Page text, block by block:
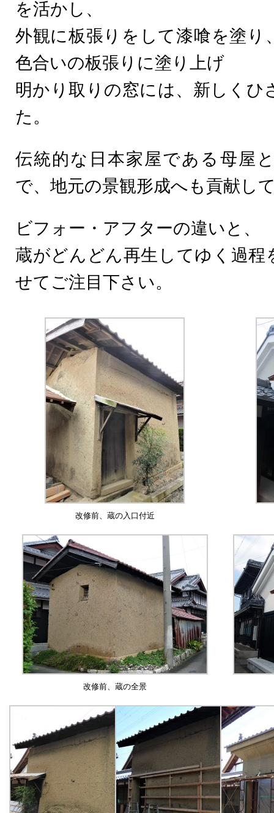
を活かし、
外観に板張りをして漆喰を塗り
色合いの板張りに塗り上げ
明かり取りの窓には、新しくひ
た。
伝統的な日本家屋である母屋
で、地元の景観形成へも貢献し
ビフォー・アフターの違いと、
蔵がどんどん再生してゆく過程
せてご注目下さい。
改修前、蔵の入口付近
改修前、蔵の全景